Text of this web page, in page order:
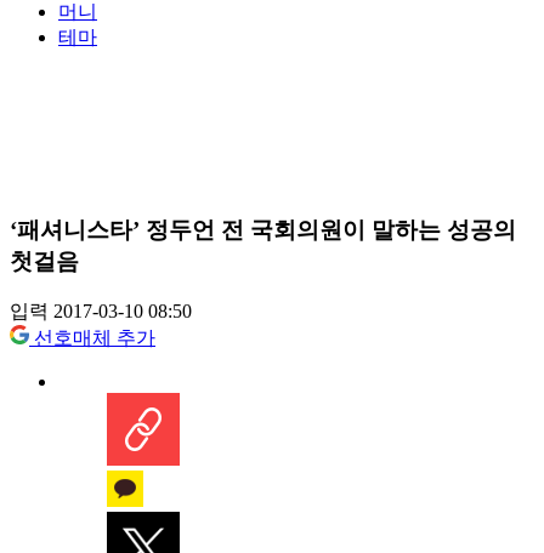
머니
테마
‘패셔니스타’ 정두언 전 국회의원이 말하는 성공의
첫걸음
입력 2017-03-10 08:50
선호매체 추가